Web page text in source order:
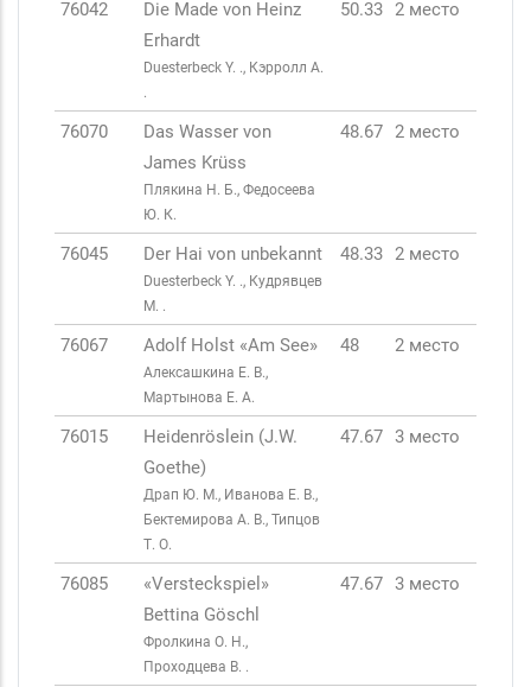
76042
Die Made von Heinz
Erhardt
Duesterbeck Y. ., Кэрролл А.
.
50.33 2 место
76070
Das Wasser von
James Krüss
Плякина Н. Б., Федосеева
Ю. К.
48.67 2 место
76045 Der Hai von unbekannt
Duesterbeck Y. ., Кудрявцев
М. .
48.33 2 место
76067 Adolf Holst «Am See»
Алексашкина Е. В.,
Мартынова Е. А.
48 2 место
76015
Heidenröslein (J.W.
Goethe)
Драп Ю. М., Иванова Е. В.,
Бектемирова А. В., Типцов
Т. О.
47.67 3 место
76085
«Versteckspiel»
Bettina Göschl
Фролкина О. Н.,
Проходцева В. .
47.67 3 место